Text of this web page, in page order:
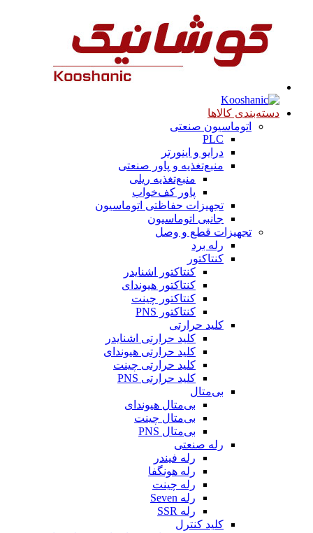
دسته‌بندی کالاها
اتوماسیون صنعتی
PLC
درایو و اینورتر
منبع‌تغذیه و پاور صنعتی
منبع‌تغذیه ریلی
پاور کف‌خواب
تجهیزات حفاظتی اتوماسیون
جانبی اتوماسیون
تجهیزات قطع و وصل
رله برد
کنتاکتور
کنتاکتور اشنایدر
کنتاکتور هیوندای
کنتاکتور چینت
کنتاکتور PNS
کلید حرارتی
کلید حرارتی اشنایدر
کلید حرارتی هیوندای
کلید حرارتی چینت
کلید حرارتی PNS
بی‌متال
بی‌متال هیوندای
بی‌متال چینت
بی‌متال PNS
رله صنعتی
رله فیندر
رله هونگفا
رله چینت
رله Seven
رله SSR
کلید کنترل